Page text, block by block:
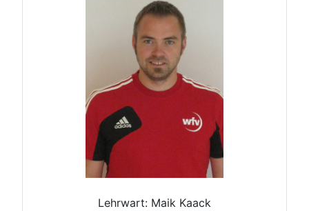
Lehrwart: Maik Kaack